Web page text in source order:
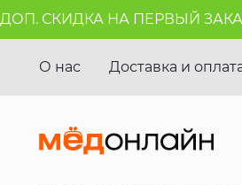
СКИДКА НА ПЕРВЫЙ ЗАКАЗ
О нас Доставка и